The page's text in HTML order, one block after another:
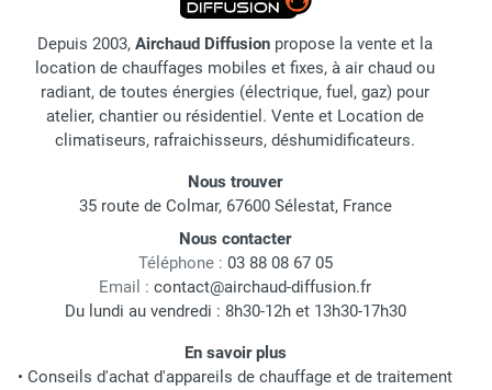
Depuis 2003, Airchaud Diffusion propose la vente et la
location de chauffages mobiles et fixes, à air chaud ou
radiant, de toutes énergies (électrique, fuel, gaz) pour
atelier, chantier ou résidentiel. Vente et Location de
climatiseurs, rafraichisseurs, déshumidificateurs.
Nous trouver
35 route de Colmar, 67600 Sélestat, France
Nous contacter
Téléphone : 03 88 08 67 05
Email : contact@airchaud-diffusion.fr
Du lundi au vendredi : 8h30-12h et 13h30-17h30
En savoir plus
• Conseils d'achat d'appareils de chauffage et de traitement